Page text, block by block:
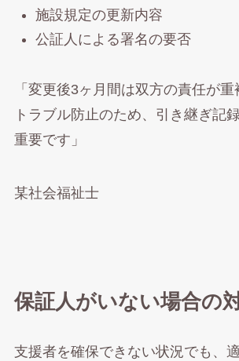
施設規定の更新内容
公証人による署名の要否
「変更後3ヶ月間は双方の責任が
トラブル防止のため、引き継ぎ記
重要です」
某社会福祉士
保証人がいない場合の
支援者を確保できない状況でも、